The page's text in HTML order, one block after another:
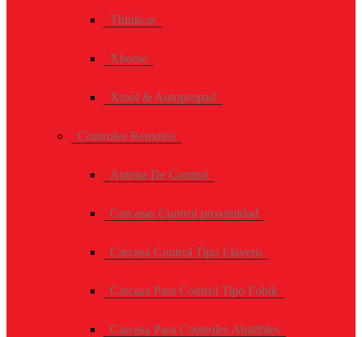
Thinkcar
Xhorse
Xtool & Autopropad
Controles Remotos
Antena De Control
Carcasas Control proximidad
Carcasa Control Tipo Llavero
Carcasa Para Control Tipo Fobik
Carcasa Para Controles Abatibles